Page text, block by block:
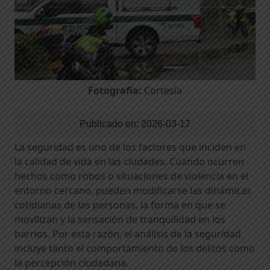
Fotografía: Cortesía
Publicado en: 2026-03-17
La seguridad es uno de los factores que inciden en
la calidad de vida en las ciudades. Cuando ocurren
hechos como robos o situaciones de violencia en el
entorno cercano, pueden modificarse las dinámicas
cotidianas de las personas, la forma en que se
movilizan y la sensación de tranquilidad en los
barrios. Por esta razón, el análisis de la seguridad
incluye tanto el comportamiento de los delitos como
la percepción ciudadana.